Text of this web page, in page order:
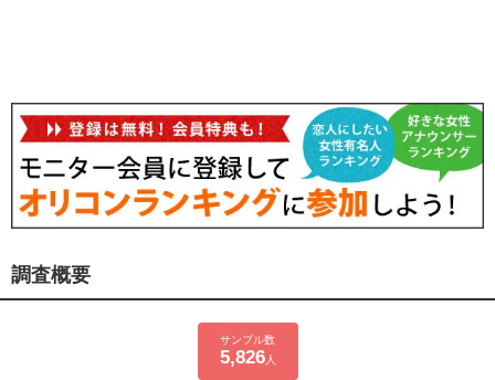
調査概要
サンプル数
5,826人